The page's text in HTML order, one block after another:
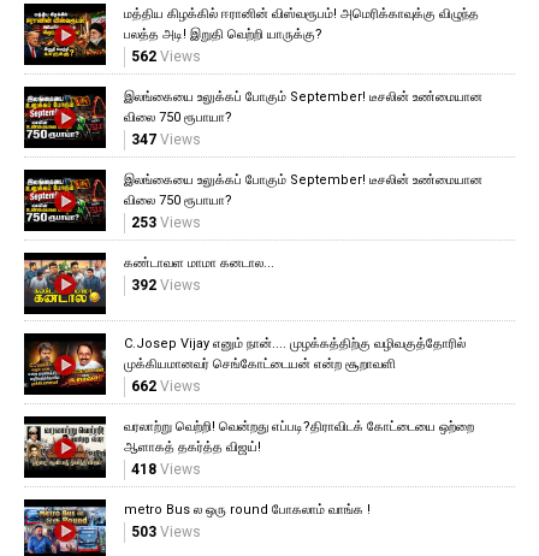
மத்திய கிழக்கில் ஈரானின் விஸ்வரூபம்! அமெரிக்காவுக்கு விழுந்த
பலத்த அடி! இறுதி வெற்றி யாருக்கு?
562Views
இலங்கையை உலுக்கப் போகும் September! டீசலின் உண்மையான
விலை 750 ரூபாயா?
347Views
இலங்கையை உலுக்கப் போகும் September! டீசலின் உண்மையான
விலை 750 ரூபாயா?
253Views
கண்டாவள மாமா கனடால...
392Views
C.Josep Vijay எனும் நான்.... முழக்கத்திற்கு வழிவகுத்தோரில்
முக்கியமானவர் செங்கோட்டையன் என்ற சூறாவளி
662Views
வரலாற்று வெற்றி! வென்றது எப்படி?திராவிடக் கோட்டையை ஒற்றை
ஆளாகத் தகர்த்த விஜய்!
418Views
metro Bus ல ஒரு round போகலாம் வாங்க !
503Views